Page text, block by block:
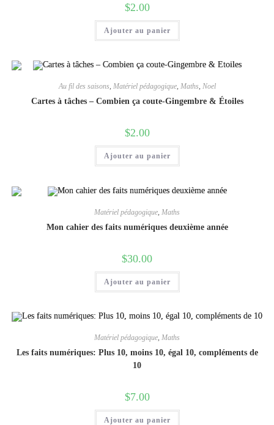
$2.00
Ajouter au panier
Au fil des saisons, Matériel pédagogique, Maths, Noel
Cartes à tâches – Combien ça coute-Gingembre & Étoiles
$2.00
Ajouter au panier
Matériel pédagogique Maths
Mon cahier des faits numériques deuxième année
$30.00
Ajouter au panier
Matériel pédagogique, Maths
Les faits numériques: Plus 10, moins 10, égal 10, compléments de
10
$7.00
Ajouter au panier